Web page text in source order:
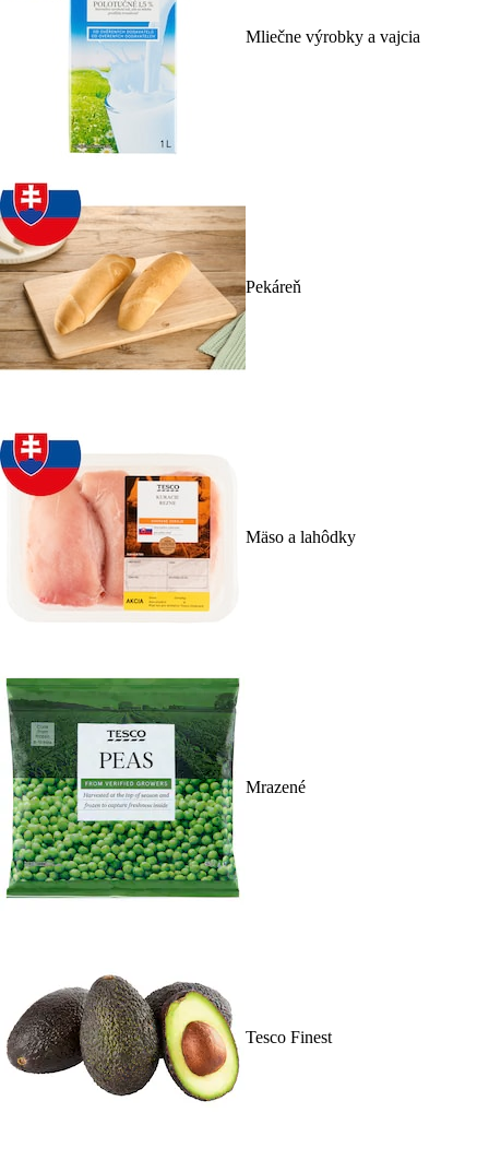
Mliečne výrobky a vajcia
Pekáreň
Mäso a lahôdky
Mrazené
Tesco Finest